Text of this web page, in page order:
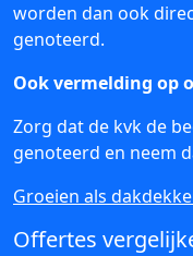
worden dan ook
genoteerd.
Ook vermelding op
Zorg dat de kvk de
genoteerd en neem
Groeien als
Offertes